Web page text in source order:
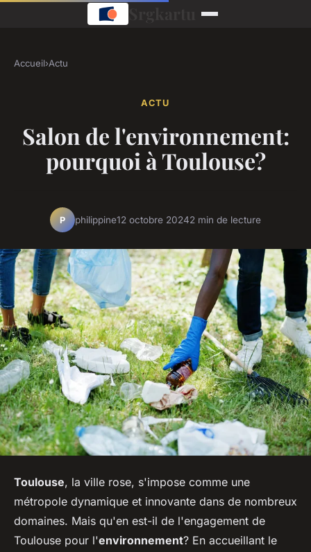
Accueil›Actu
ACTU
Salon de l'environnement:
pourquoi à Toulouse?
P philippine12 octobre 20242 min de lecture
Toulouse, la ville rose, s'impose comme une
métropole dynamique et innovante dans de nombreux
domaines. Mais qu'en est-il de l'engagement de
Toulouse pour l'environnement? En accueillant le